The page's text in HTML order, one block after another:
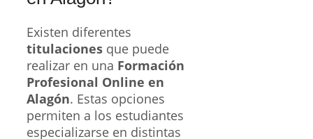
Existen diferentes
titulaciones que puede
realizar en una Formación
Profesional Online en
Alagón. Estas opciones
permiten a los estudiantes
especializarse en distintas